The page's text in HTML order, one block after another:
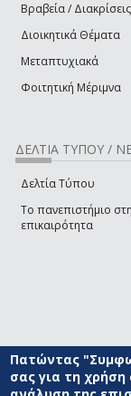
Βραβεία / Διακρίσεις
Διοικητικά Θέματα
Μεταπτυχιακά
Φοιτητική Μέριμνα
ΔΕΛΤΙΑ ΤΥΠΟΥ /
Δελτία Τύπου
Το πανεπιστήμιο
επικαιρότητα
Πατώντας
σας για τη